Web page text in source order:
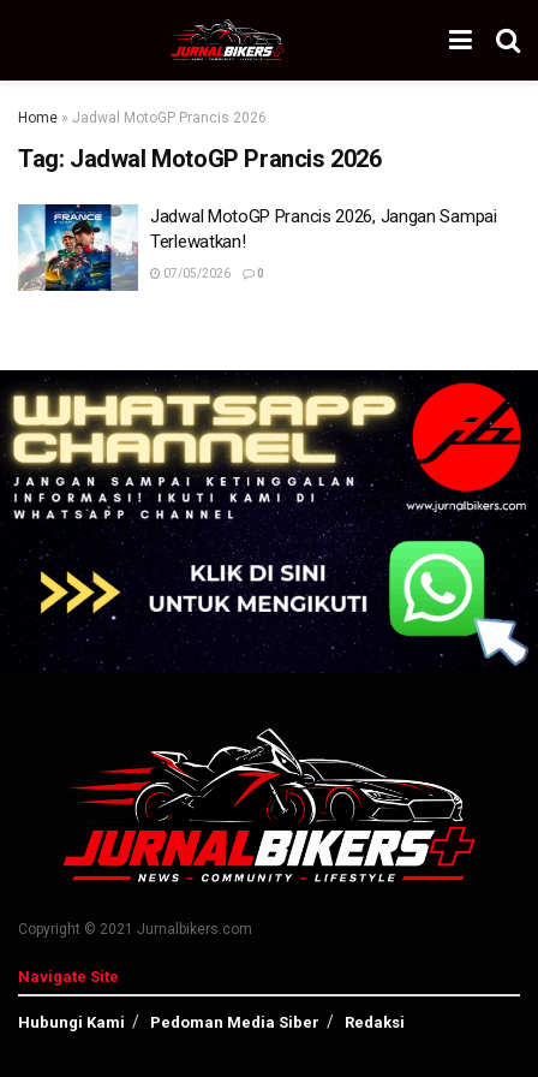
Home » Jadwal MotoGP Prancis 2026
Tag: Jadwal MotoGP Prancis 2026
Jadwal MotoGP Prancis 2026, Jangan Sampai
Terlewatkan!
07/05/2026 0
Copyright © 2021 Jurnalbikers.com
Navigate Site
Hubungi Kami Pedoman Media Siber Redaksi